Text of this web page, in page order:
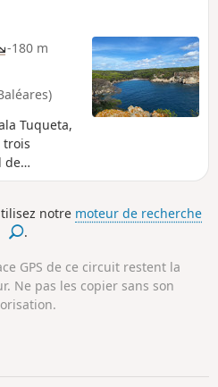
-180 m
Tuqueta,
trois
de
et
demande
en dehors
notre moteur de recherche
.
GPS de ce circuit restent la
Ne pas les copier sans son